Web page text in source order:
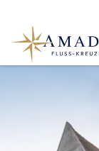
Alle Monate